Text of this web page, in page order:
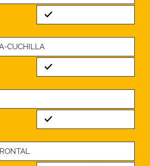
Standard
CUCHILLA
Standard
Standard